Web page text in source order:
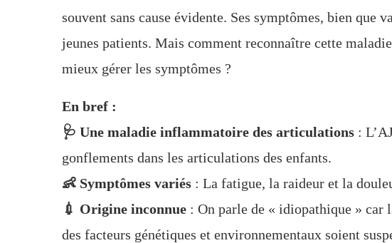
souvent sans cause évidente. Ses symptômes, bien que
jeunes patients. Mais comment reconnaître cette
mieux gérer les symptômes ?
En bref :
🩺 Une maladie inflammatoire des articulations :
gonflements dans les articulations des enfants.
👶 Symptômes variés : La fatigue, la raideur et la
💉 Origine inconnue : On parle de « idiopathique » car
des facteurs génétiques et environnementaux soient